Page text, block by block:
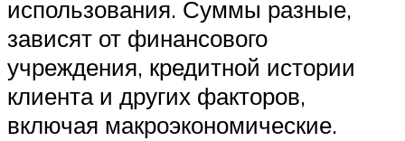
использования. Суммы разные,
зависят от финансового
учреждения, кредитной истории
клиента и других факторов,
включая макроэкономические.